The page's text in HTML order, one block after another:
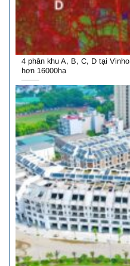
4 phân khu A, B, C, D tại
hơn 16000ha